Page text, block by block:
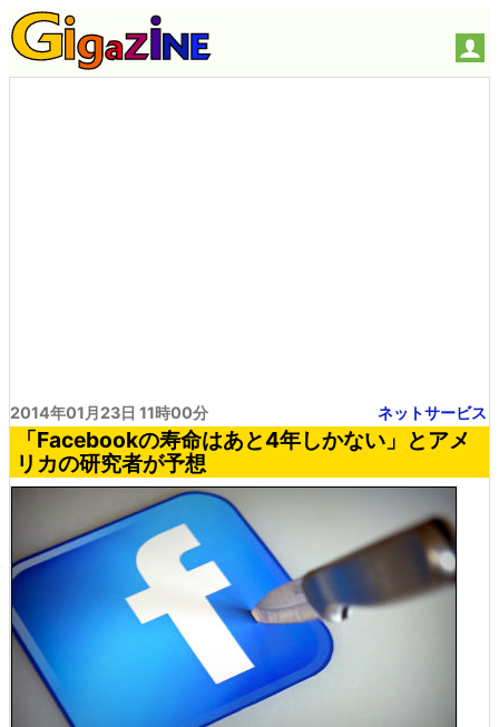
2014年01月23日 11時00分 ネットサービス
「Facebookの寿命はあと4年しかない」とアメ
リカの研究者が予想